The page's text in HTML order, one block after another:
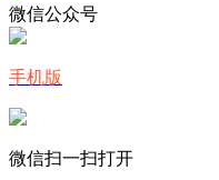
微信公众号
手机版
微信扫一扫打开